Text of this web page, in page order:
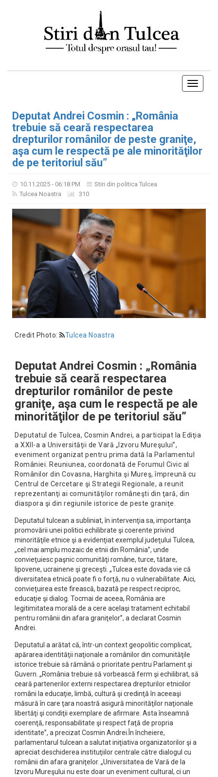
Toggle
Deputat Andrei Cosmin : „România
trebuie să ceară respectarea
drepturilor românilor de peste graniţe,
aşa cum le respectă pe ale minorităţilor
de pe teritoriul său”
10.11.2025 - 06:18 PM
Stiri din politica Tulcea
Tulcea Noastra
310
Credit Photo: Tulcea Noastra
Deputat Andrei Cosmin : „România
trebuie să ceară respectarea
drepturilor românilor de peste
graniţe, aşa cum le respectă pe ale
minorităţilor de pe teritoriul său”
Deputatul de Tulcea, Cosmin Andrei, a participat la Ediţia
a XXII-a a Universităţii de Vară „Izvoru Mureşului”,
eveniment organizat pentru prima dată la Parlamentul
României. Reuniunea, coordonată de Forumul Civic al
Românilor din Covasna, Harghita şi Mureş, împreună cu
Centrul de Cercetare şi Strategii Regionale, a reunit
reprezentanţi ai comunităţilor româneşti din ţară, din
diaspora şi din regiunile istorice de peste graniţe.
Deputatul tulcean a subliniat, în intervenţia sa, importanţa
promovării unei politici echilibrate şi coerente privind
minorităţile etnice şi a evidenţiat exemplul judeţului Tulcea,
„cel mai amplu mozaic de etnii din România”, unde
convieţuiesc paşnic comunităţi române, turce, tătare,
lipovene, ucrainene şi greceşti. „Tulcea este dovada vie că
diversitatea etnică poate fi o forţă, nu o vulnerabilitate. Aici,
convieţuirea este firească, bazată pe respect reciproc,
educaţie şi dialog. Tocmai de aceea, România are
legitimitatea morală de a cere acelaşi tratament echitabil
pentru românii din afara graniţelor”, a declarat Cosmin
Andrei.
Deputatul a arătat că, într-un context geopolitic complicat,
apărarea identităţii naţionale a românilor din comunităţile
istorice trebuie să rămână o prioritate pentru Parlament şi
Guvern. „România trebuie să vorbească ferm şi echilibrat, să
ceară partenerilor externi respectarea drepturilor etnicilor
români la educaţie, limbă, cultură şi credinţă în aceeaşi
măsură în care ţara noastră asigură minorităţilor naţionale
libertăţi şi condiţii exemplare de afirmare. Asta înseamnă
coerenţă, responsabilitate şi respect faţă de propria
identitate”, a precizat Cosmin Andrei.În încheiere,
parlamentarul tulcean a salutat iniţiativa organizatorilor şi a
apreciat deschiderea instituţiilor centrale către dialogul cu
românii din afara graniţelor. „Universitatea de Vară de la
Izvoru Mureşului nu este doar un eveniment cultural, ci un